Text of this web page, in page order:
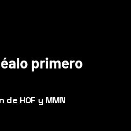
HOF y MMN
primero